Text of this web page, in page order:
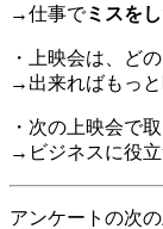
→仕事でミスを
・上映会は、ど
→出来ればもっ
・次の上映会で
→ビジネスに役立
アンケートの次